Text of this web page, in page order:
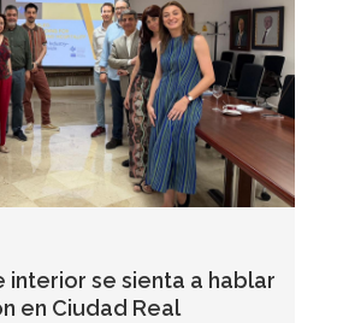
interior se sienta a hablar
en Ciudad Real